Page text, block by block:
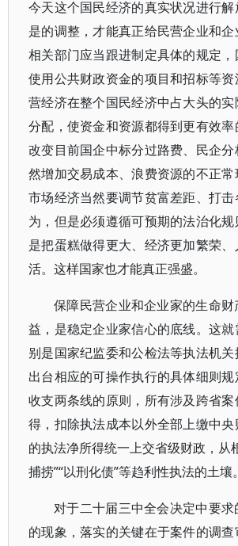
今天这个国民经济的真实状况进行
是的调整，才能真正给民营企业和企
相关部门应当跟进制定具体的规定
使用公共财政资金的项目和招标等
营经济在整个国民经济中占大头的
分配，使资金和资源都得到更有效
改变目前国企中标分过路费、民企
然增加交易成本、浪费资源的不正常
市场经济当然要调节贫富差距、打
为，但是必须遵循可预期的法治化
是把蛋糕做得更大、经济更加繁荣
活。这样国家也才能真正强盛。
保障民营企业和企业家的生命
益，是稳定企业家信心的底线。这
别是国家纪监委和公检法等执法机
出台相应的可操作执行的具体细则
收支两条线的原则，所有涉及跨省
得，扣除执法成本以外全部上缴中
的执法净所得统一上交省级财政，从
捕捞”“以刑化债”等趋利性执法的土壤。
对于二十届三中全会决定中要
的现象，落实的关键在于案件的调